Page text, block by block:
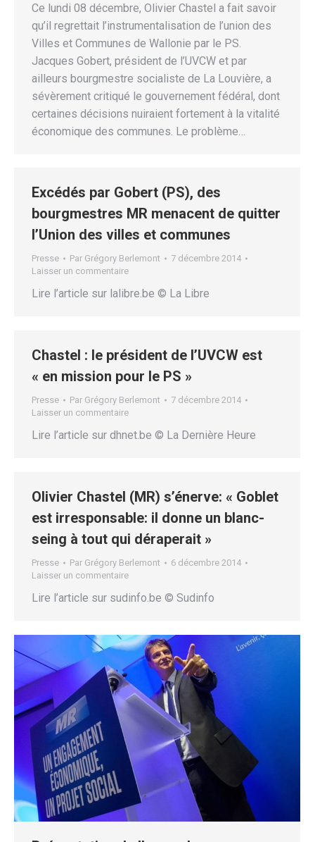
Ce lundi 08 décembre, Olivier Chastel a fait savoir
qu’il regrettait l’instrumentalisation de l’union des
Villes et Communes de Wallonie par le PS.
Jacques Gobert, président de l’UVCW et par
ailleurs bourgmestre socialiste de La Louvière, a
sévèrement critiqué le gouvernement fédéral, dont
certaines décisions nuiraient fortement à la vitalité
économique des communes. Le problème…
Excédés par Gobert (PS), des
bourgmestres MR menacent de quitter
l’Union des villes et communes
Presse Par Grégory Berlemont
7 décembre 2014
Laisser un commentaire
Lire l’article sur lalibre.be © La Libre
Chastel : le président de l’UVCW est
« en mission pour le PS »
Presse Par Grégory Berlemont
7 décembre 2014
Laisser un commentaire
Lire l’article sur dhnet.be © La Dernière Heure
Olivier Chastel (MR) s’énerve: « Goblet
est irresponsable: il donne un blanc-
seing à tout qui déraperait »
Presse Par Grégory Berlemont
6 décembre 2014
Laisser un commentaire
Lire l’article sur sudinfo.be © Sudinfo